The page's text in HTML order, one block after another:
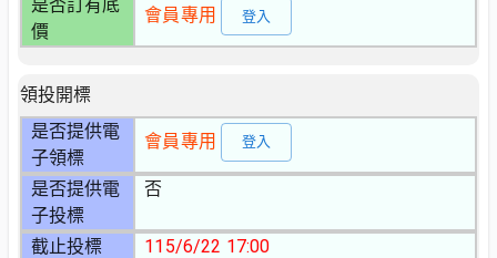
是否訂有底
價
會員專用 登入
領投開標
是否提供電
子領標
會員專用 登入
是否提供電
子投標
否
截止投標
115/6/22 17:00